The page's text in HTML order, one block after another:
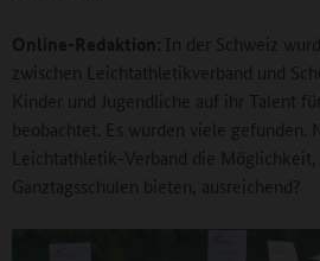
Online-Redaktion: In der Schweiz
zwischen Leichtathletikverband und
Kinder und Jugendliche auf ihr Talent
beobachtet. Es wurden viele gefunden.
Leichtathletik-Verband die
Ganztagsschulen bieten, ausreichend?